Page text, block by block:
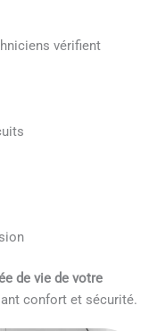
vérifient
de vie de votre
confort et sécurité.